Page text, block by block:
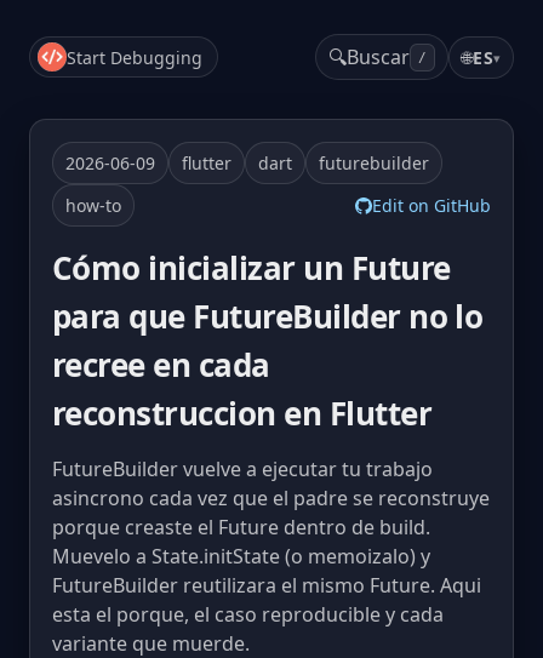
Start Debugging 🔍Buscar / 🌐ES▾
2026-06-09 flutter dart
futurebuilder
how-to
Edit on GitHub
Cómo inicializar un Future
para que FutureBuilder no lo
recree en cada
reconstruccion en Flutter
FutureBuilder vuelve a ejecutar tu trabajo
asincrono cada vez que el padre se reconstruye
porque creaste el Future dentro de build.
Muevelo a State.initState (o memoizalo) y
FutureBuilder reutilizara el mismo Future. Aqui
esta el porque, el caso reproducible y cada
variante que muerde.